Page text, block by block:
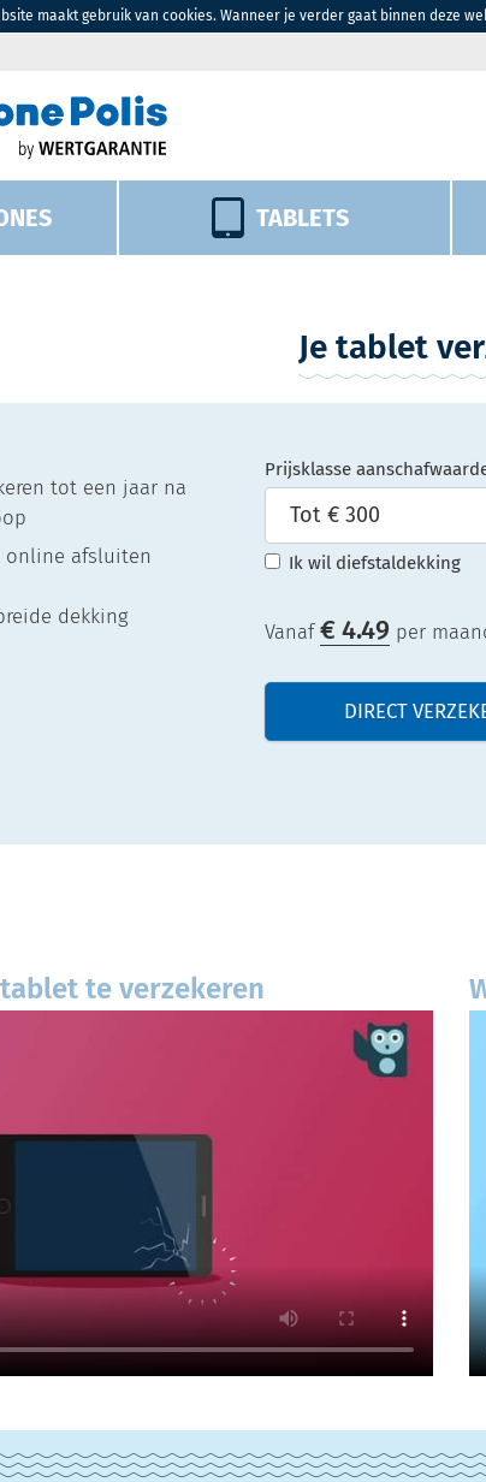
maakt gebruik van cookies. Wanneer je verder gaat binnen deze
TABLETS
Je tablet
tot een jaar na
online afsluiten
dekking
Prijsklasse
Ik wil diefstaldekking
Vanaf €4.49 per
DIRECT
te verzekeren